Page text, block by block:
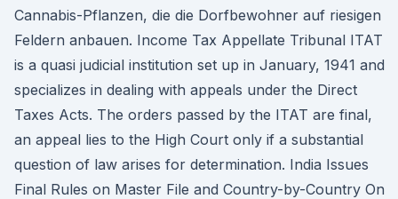
Cannabis-Pflanzen, die die Dorfbewohner auf riesigen
Feldern anbauen. Income Tax Appellate Tribunal ITAT
is a quasi judicial institution set up in January, 1941 and
specializes in dealing with appeals under the Direct
Taxes Acts. The orders passed by the ITAT are final,
an appeal lies to the High Court only if a substantial
question of law arises for determination. India Issues
Final Rules on Master File and Country-by-Country On